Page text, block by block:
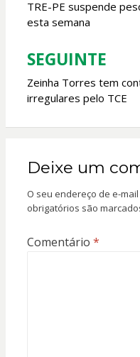
de
Post
TRE-PE suspende
esta semana
SEGUINTE
Zeinha Torres tem
irregulares pelo TCE
Deixe um
O seu endereço de e-
obrigatórios são
Comentário *